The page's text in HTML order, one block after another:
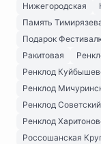
Нижегородская
Память
Подарок
Ракитовая
Ренклод
Ренклод
Ренклод Советский
Ренклод
Россошанская